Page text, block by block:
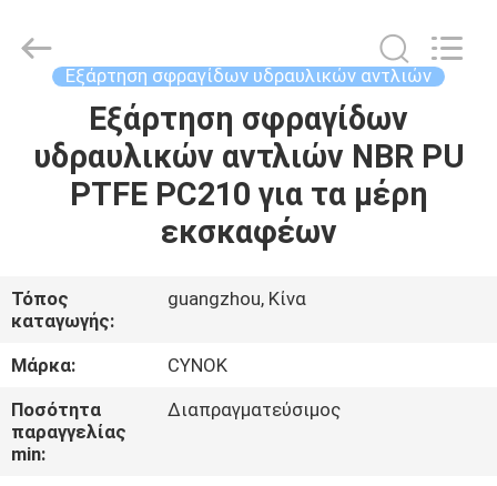
ΠΡΟΪΌΝΤΑ
ΕΜΕΊΣ
ΓΎΡΟΣ
ΕΡΓΟΣΤΑΣΊΩΝ
Trade
Εξάρτηση σφραγίδων υδραυλικών αντλιών
Εξάρτηση σφραγίδων
υδραυλικών αντλιών NBR PU
PTFE PC210 για τα μέρη
εκσκαφέων
Τόπος
καταγωγής:
guangzhou, Κίνα
Μάρκα:
CYNOK
Ποσότητα
παραγγελίας
min:
Διαπραγματεύσιμος